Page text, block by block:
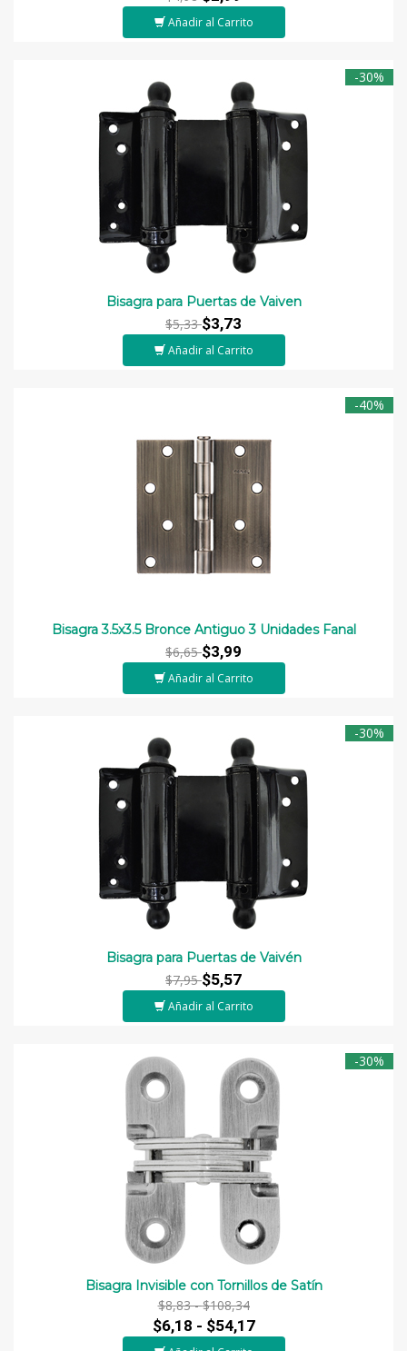
Añadir al Carrito
-30%
Bisagra para Puertas de Vaiven
$5,33$3,73
Añadir al Carrito
-40%
Bisagra 3.5x3.5 Bronce Antiguo 3 Unidades Fanal
$6,65$3,99
Añadir al Carrito
-30%
Bisagra para Puertas de Vaivén
$7,95$5,57
Añadir al Carrito
-30%
Bisagra Invisible con Tornillos de Satín
$8,83 -$108,34
$6,18 - $54,17